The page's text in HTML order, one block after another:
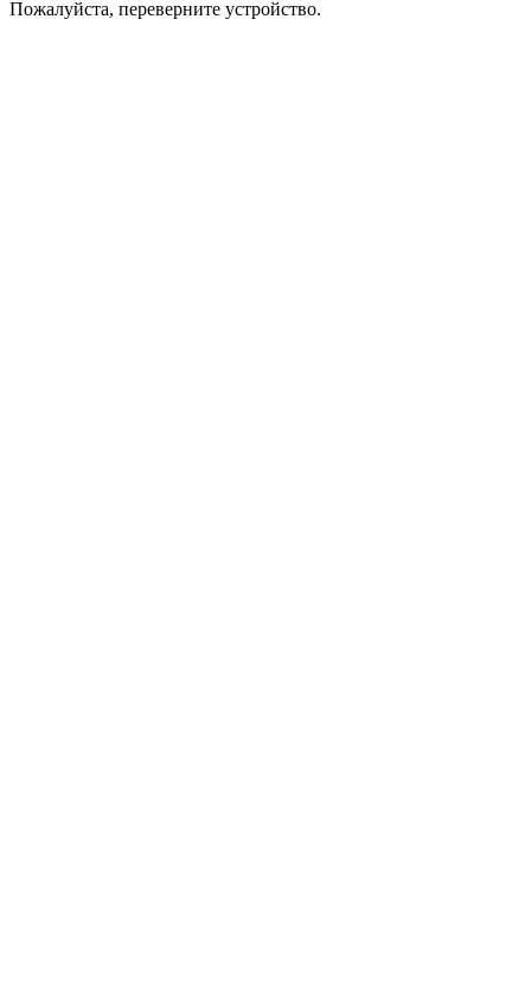
Пожалуйста, переверните устройство.